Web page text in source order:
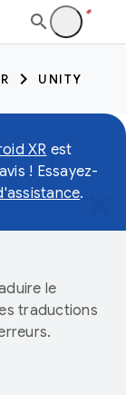
UNITY
XR est
! Essayez-
.
le
traductions